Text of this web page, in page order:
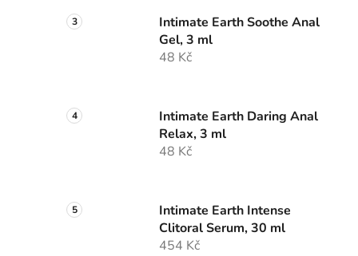
n
e
Intimate Earth Soothe Anal
Gel, 3 ml
48 Kč
Intimate Earth Daring Anal
Relax, 3 ml
48 Kč
Intimate Earth Intense
Clitoral Serum, 30 ml
454 Kč